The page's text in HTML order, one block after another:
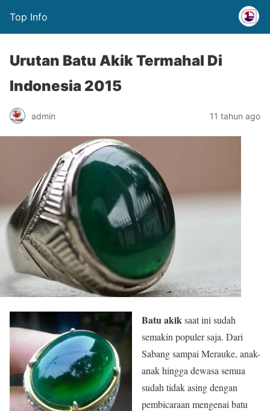
Top Info
Urutan Batu Akik Termahal Di
Indonesia 2015
admin 11 tahun ago
Batu akiksaat ini sudah
semakin populer saja. Dari
Sabang sampai Merauke, anak-
anak hingga dewasa semua
sudah tidak asing dengan
pembicaraan mengenai batu